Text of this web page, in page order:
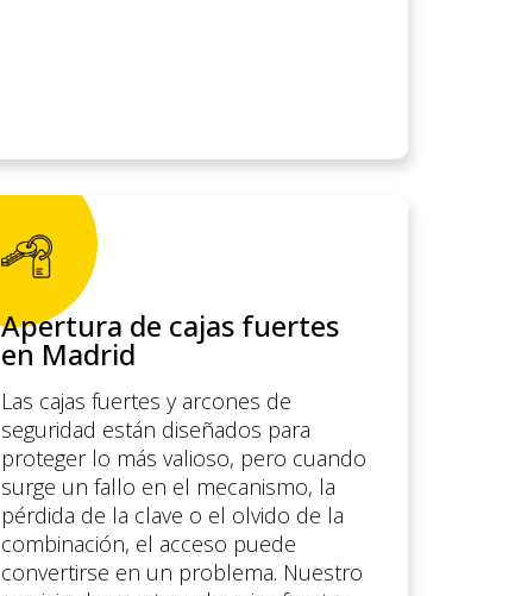
Apertura de cajas fuertes
en Madrid
Las cajas fuertes y arcones de
seguridad están diseñados para
proteger lo más valioso, pero cuando
surge un fallo en el mecanismo, la
pérdida de la clave o el olvido de la
combinación, el acceso puede
convertirse en un problema. Nuestro